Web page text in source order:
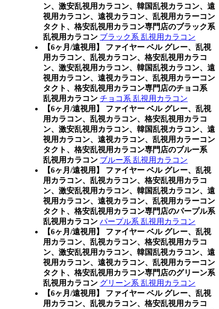
ン、激安乱視用カラコン、韓国乱視カラコン、遠
視用カラコン、遠視カラコン、乱視用カラーコン
タクト、格安乱視用カラコン専門店のブラック系
乱視用カラコン ブラック系 乱視用カラコン
【6ヶ月/遠視用】 ファイヤー ベル グレー、乱視
用カラコン、乱視カラコン、格安乱視用カラコ
ン、激安乱視用カラコン、韓国乱視カラコン、遠
視用カラコン、遠視カラコン、乱視用カラーコン
タクト、格安乱視用カラコン専門店のチョコ系
乱視用カラコン チョコ系 乱視用カラコン
【6ヶ月/遠視用】 ファイヤー ベル グレー、乱視
用カラコン、乱視カラコン、格安乱視用カラコ
ン、激安乱視用カラコン、韓国乱視カラコン、遠
視用カラコン、遠視カラコン、乱視用カラーコン
タクト、格安乱視用カラコン専門店のブルー系
乱視用カラコン ブルー系 乱視用カラコン
【6ヶ月/遠視用】 ファイヤー ベル グレー、乱視
用カラコン、乱視カラコン、格安乱視用カラコ
ン、激安乱視用カラコン、韓国乱視カラコン、遠
視用カラコン、遠視カラコン、乱視用カラーコン
タクト、格安乱視用カラコン専門店のパープル系
乱視用カラコン パープル系 乱視用カラコン
【6ヶ月/遠視用】 ファイヤー ベル グレー、乱視
用カラコン、乱視カラコン、格安乱視用カラコ
ン、激安乱視用カラコン、韓国乱視カラコン、遠
視用カラコン、遠視カラコン、乱視用カラーコン
タクト、格安乱視用カラコン専門店のグリーン系
乱視用カラコン グリーン系 乱視用カラコン
【6ヶ月/遠視用】 ファイヤー ベル グレー、乱視
用カラコン、乱視カラコン、格安乱視用カラコ